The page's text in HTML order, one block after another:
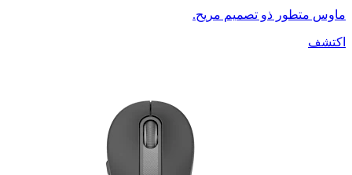
ماوس متطور ذو تصميم مريح.
اكتشف